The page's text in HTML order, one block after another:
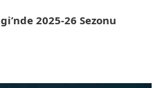
2025-26 Sezonu